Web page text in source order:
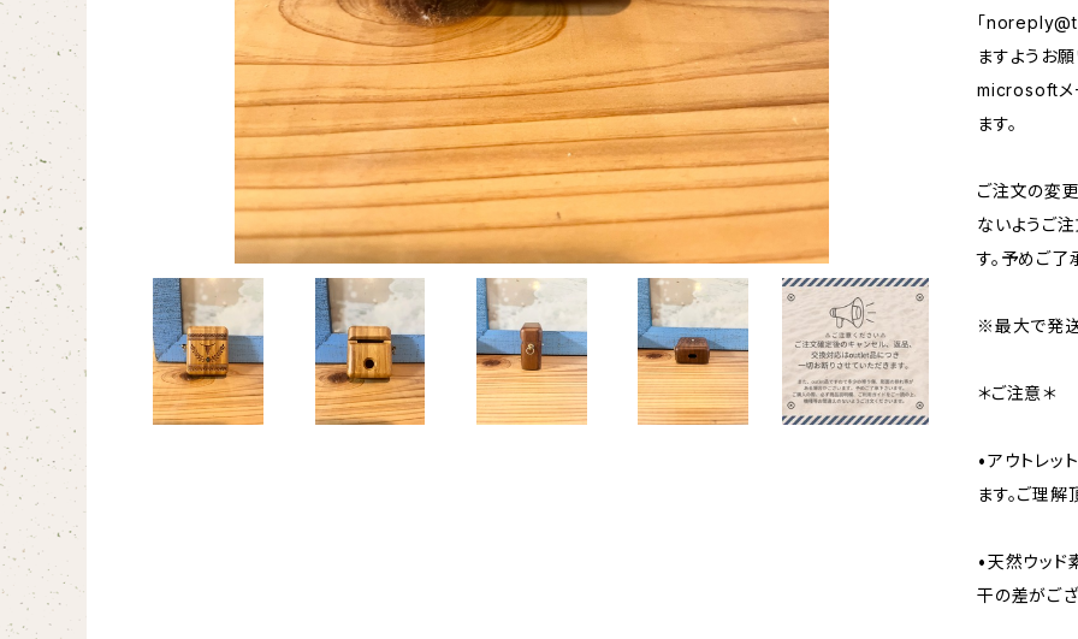
「
ますようお
microsoftメ
ます。
ご注文の変
ないようご
す。予めご了
※最大で発
＊ご注意＊
•アウトレッ
ます。ご理
•天然ウッド
干の差がご